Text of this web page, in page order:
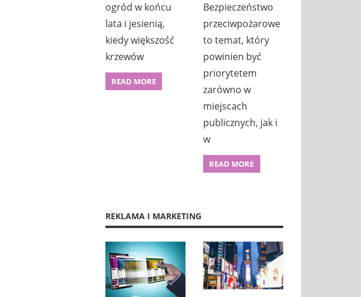
ogród w końcu
lata i jesienią,
kiedy większość
krzewów
READ MORE
Bezpieczeństwo
przeciwpożarowe
to temat, który
powinien być
priorytetem
zarówno w
miejscach
publicznych, jak i
w
READ MORE
REKLAMA I MARKETING